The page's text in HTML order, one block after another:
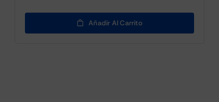
Añadir Al Carrito